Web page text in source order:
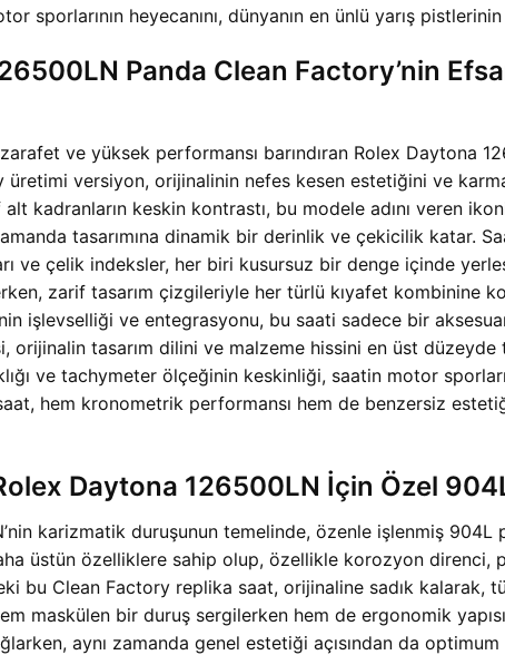
sporlarının heyecanını, dünyanın en ünlü yarış
Panda Clean Factory’nin
ve yüksek performansı barındıran Rolex Daytona
versiyon, orijinalinin nefes kesen estetiğini ve
kadranların keskin kontrastı, bu modele adını veren
tasarımına dinamik bir derinlik ve çekicilik katar.
ve çelik indeksler, her biri kusursuz bir denge içinde
zarif tasarım çizgileriyle her türlü kıyafet kombinine
işlevselliği ve entegrasyonu, bu saati sadece bir
orijinalin tasarım dilini ve malzeme hissini en üst
ve tachymeter ölçeğinin keskinliği, saatin motor
saat, hem kronometrik performansı hem de benzersiz
Daytona 126500LN İçin Özel
karizmatik duruşunun temelinde, özenle işlenmiş 904L
üstün özelliklere sahip olup, özellikle korozyon direnci,
bu Clean Factory replika saat, orijinaline sadık kalarak,
maskülen bir duruş sergilerken hem de ergonomik
aynı zamanda genel estetiği açısından da